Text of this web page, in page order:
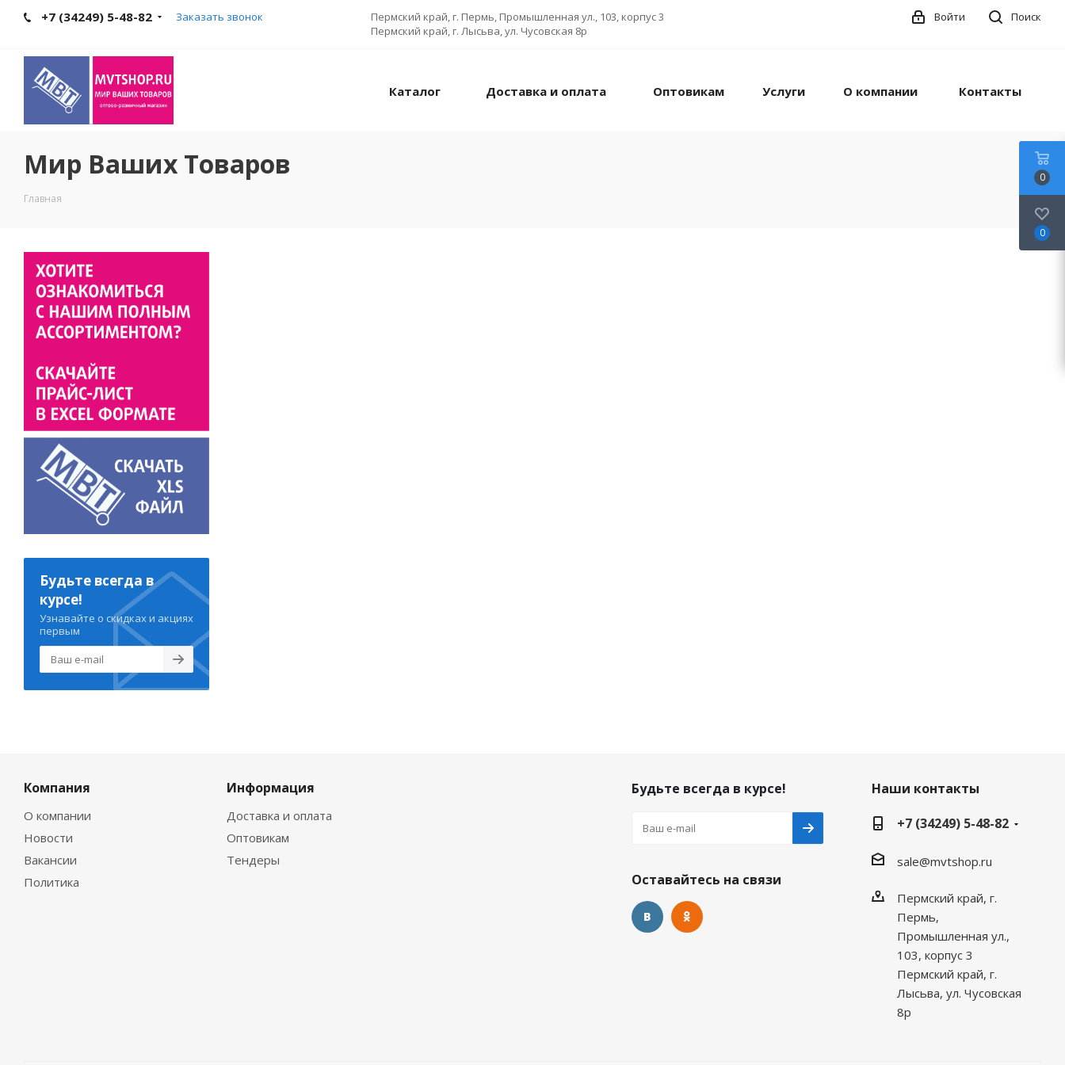
+7 (34249) 5-48-82 Заказать звонок
Пермский край, г. Пермь, Промышленная ул., 103, корпус 3
Пермский край, г. Лысьва, ул. Чусовская 8р
Поиск
Войти
Каталог Доставка и оплата Оптовикам Услуги О компании Контакты
Мир Ваших Товаров
Главная
Будьте всегда в
курсе!
Узнавайте о скидках и акциях
первым
Компания
О компании
Новости
Вакансии
Политика
Информация
Доставка и оплата
Оптовикам
Тендеры
Будьте всегда в курсе!
Оставайтесь на связи
Наши контакты
+7 (34249) 5-48-82
sale@mvtshop.ru
Пермский край, г.
Пермь,
Промышленная ул.,
103, корпус 3
Пермский край, г.
Лысьва, ул. Чусовская
8р
0
0